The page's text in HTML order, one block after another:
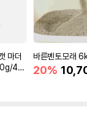
마더
4/1
바른벤토모래
20%